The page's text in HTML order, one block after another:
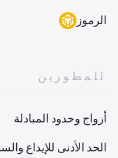
الرموز
للمطورين
أزواج وحدود المبادلة
الحد الأدنى للإيداع